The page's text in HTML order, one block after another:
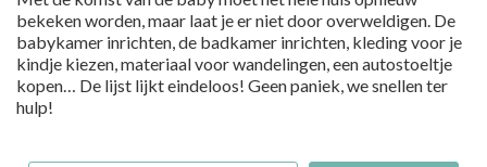
bekeken worden, maar laat je er niet door overweldigen. De
babykamer inrichten, de badkamer inrichten, kleding voor je
kindje kiezen, materiaal voor wandelingen, een autostoeltje
kopen… De lijst lijkt eindeloos! Geen paniek, we snellen ter
hulp!